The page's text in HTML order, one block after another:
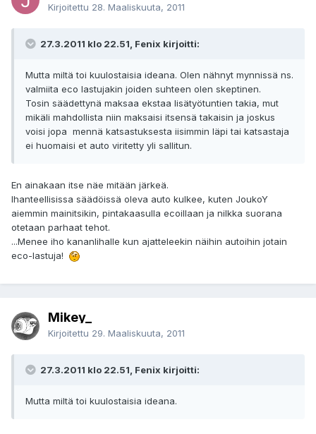
Kirjoitettu 28. Maaliskuuta, 2011
27.3.2011 klo 22.51, Fenix kirjoitti:
Mutta miltä toi kuulostaisia ideana. Olen nähnyt mynnissä ns.
valmiita eco lastujakin joiden suhteen olen skeptinen.
Tosin säädettynä maksaa ekstaa lisätyötuntien takia, mut
mikäli mahdollista niin maksaisi itsensä takaisin ja joskus
voisi jopa mennä katsastuksesta iisimmin läpi tai katsastaja
ei huomaisi et auto viritetty yli sallitun.
En ainakaan itse näe mitään järkeä.
Ihanteellisissa säädöissä oleva auto kulkee, kuten JoukoY
aiemmin mainitsikin, pintakaasulla ecoillaan ja nilkka suorana
otetaan parhaat tehot.
...Menee iho kananlihalle kun ajatteleekin näihin autoihin jotain
eco-lastuja!
Mikey_
Kirjoitettu 29. Maaliskuuta, 2011
27.3.2011 klo 22.51, Fenix kirjoitti:
Mutta miltä toi kuulostaisia ideana.